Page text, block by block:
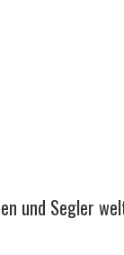
und Segler